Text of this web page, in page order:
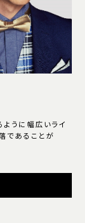
うに幅広いライ
であることが